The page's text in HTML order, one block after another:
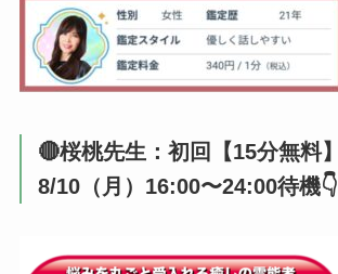
🔴桜桃先生：初回【15分無料】
8/10（月）16:00〜24:00待機👇️